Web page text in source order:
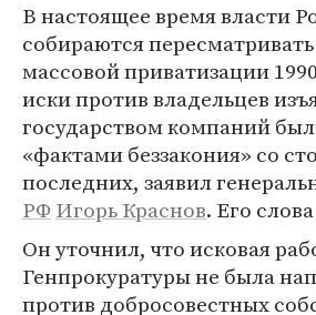
В настоящее время власти
собираются
массовой приватизации
иски против владельцев
государством компаний
«фактами беззакония» со
последних, заявил
РФ Игорь Краснов. Его слова
Он уточнил, что исковая
Генпрокуратуры не была
против добросовестных